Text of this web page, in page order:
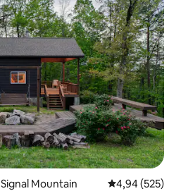
Mountain
4,94 (525)